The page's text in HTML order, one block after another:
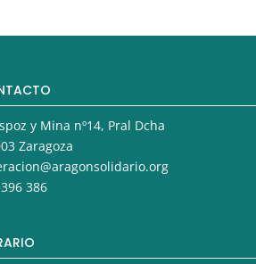
y Mina nº14, Pral Dcha
Zaragoza
386